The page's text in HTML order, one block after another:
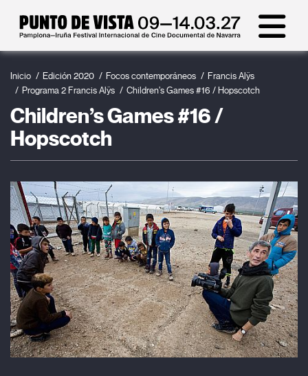
Inicio Edición 2020 Focos contemporáneos
Francis Alÿs
Programa 2 Francis Alÿs
Children’s Games #16 / Hopscotch
Children’s Games #16 /
Hopscotch